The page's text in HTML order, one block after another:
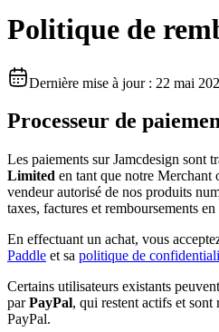
Politique de
Dernière mise à jour : 22 mai
Processeur de
Les paiements sur Jamcdesign sont
Limited en tant que notre Merchant
vendeur autorisé de nos produits
taxes, factures et remboursements
En effectuant un achat, vous
Paddle et sa politique de
Certains utilisateurs existants
parPayPal, qui restent actifs et
PayPal.